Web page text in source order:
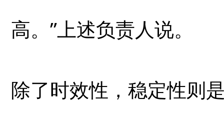
高。”上述负责人说。
除了时效性，稳定性则